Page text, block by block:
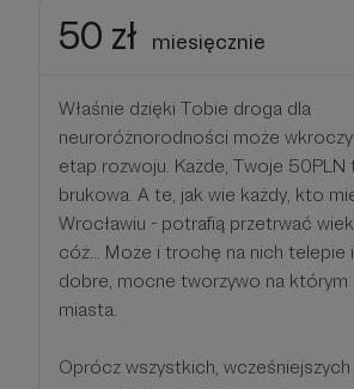
50 zł miesięcznie
Właśnie dzięki Tobie droga dla
neuroróżnorodności może
etap rozwoju. Każde, Twoje
brukowa. A te, jak wie każdy, kto
Wrocławiu - potrafią przetrwać
cóż... Może i trochę na nich telepie
dobre, mocne tworzywo na którym
miasta.
Oprócz wszystkich, wcześniejszych